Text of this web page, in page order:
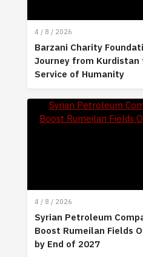
4 / 8 / 2026
Barzani Charity
Journey from
Service of Humanity
4 / 8 / 2026
Syrian Petroleum
Boost Rumeilan Fields
by End of 2027